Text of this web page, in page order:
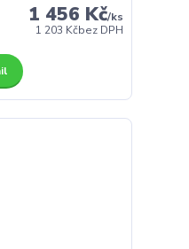
1 456 Kč/ks
1 203 Kčbez DPH